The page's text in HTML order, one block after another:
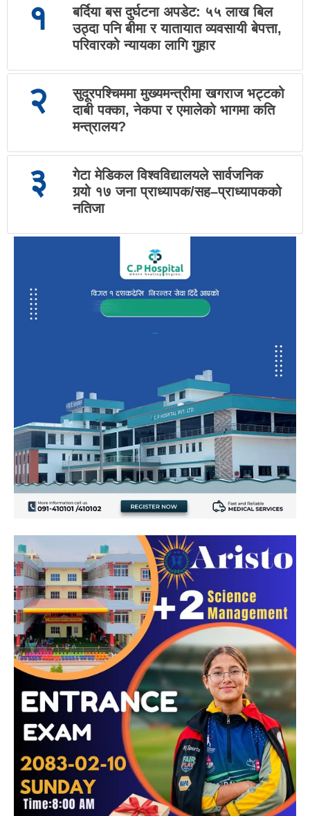
१
बर्दिया बस दुर्घटना अपडेट: ५५ लाख बिल
उठ्दा पनि बीमा र यातायात व्यवसायी बेपत्ता,
परिवारको न्यायका लागि गुहार
२
सुदूरपश्चिममा मुख्यमन्त्रीमा खगराज भट्टको
दाबी पक्का, नेकपा र एमालेको भागमा कति
मन्त्रालय?
३
गेटा मेडिकल विश्वविद्यालयले सार्वजनिक
गर्‍यो १७ जना प्राध्यापक/सह–प्राध्यापकको
नतिजा